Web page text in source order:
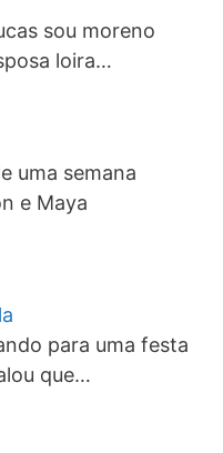
sou moreno
loira…
uma semana
e Maya
para uma festa
que…